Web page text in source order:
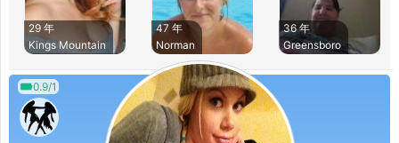
29 年
Kings Mountain
47 年
Norman
36 年
Greensboro
0.9/1